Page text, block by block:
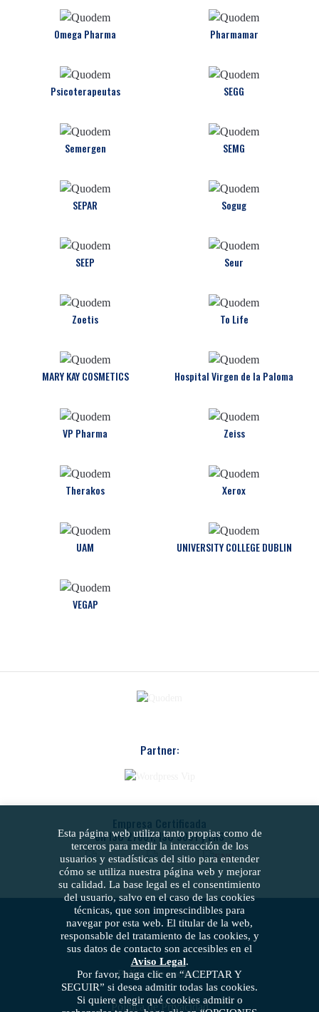
Omega Pharma Pharmamar
Psicoterapeutas SEGG
Semergen SEMG
SEPAR Sogug
SEEP Seur
Zoetis To Life
MARY KAY COSMETICS Hospital Virgen de la Paloma
VP Pharma Zeiss
Therakos Xerox
UAM UNIVERSITY COLLEGE DUBLIN
VEGAP
Partner:
Empresa Certificada
en ISO 27001, ISO 9001 y ENS
Política de cookies
Política de Privacidad
Esta página web utiliza tanto propias como de
terceros para medir la interacción de los
usuarios y estadísticas del sitio para entender
cómo se utiliza nuestra página web y mejorar
su calidad. La base legal es el consentimiento
del usuario, salvo en el caso de las cookies
técnicas, que son imprescindibles para
navegar por esta web. El titular de la web,
responsable del tratamiento de las cookies, y
sus datos de contacto son accesibles en el
Aviso Legal.
Por favor, haga clic en “ACEPTAR Y
SEGUIR” si desea admitir todas las cookies.
Si quiere elegir qué cookies admitir o